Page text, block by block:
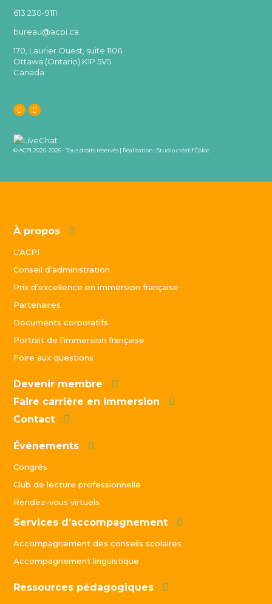
613 230-9111
bureau@acpi.ca
170, Laurier Ouest, suite 1106
Ottawa (Ontario) K1P 5V5
Canada
© ACPI 2020-2026 - Tous droits réservés | Réalisation :Studio créatif Coloc
À propos
L’ACPI
Conseil d’administration
Prix d’excellence en immersion française
Partenaires
Documents corporatifs
Portrait de l’immersion française
Foire aux questions
Devenir membre
Faire carrière en immersion
Contact
Événements
Congrès
Club de lecture professionnelle
Rendez-vous virtuels
Services d’accompagnement
Accompagnement des conseils scolaires
Accompagnement linguistique
Ressources pédagogiques